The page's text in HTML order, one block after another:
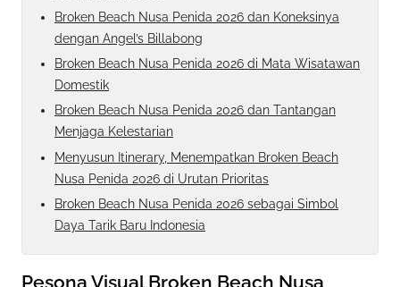
Broken Beach Nusa Penida 2026 dan Koneksinya
dengan Angel’s Billabong
Broken Beach Nusa Penida 2026 di Mata Wisatawan
Domestik
Broken Beach Nusa Penida 2026 dan Tantangan
Menjaga Kelestarian
Menyusun Itinerary, Menempatkan Broken Beach
Nusa Penida 2026 di Urutan Prioritas
Broken Beach Nusa Penida 2026 sebagai Simbol
Daya Tarik Baru Indonesia
Pesona Visual Broken Beach Nusa